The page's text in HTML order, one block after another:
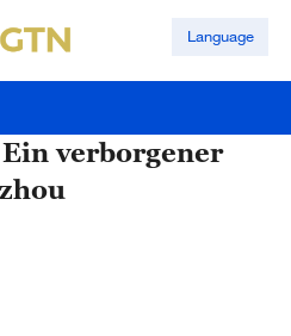
Language
verborgener